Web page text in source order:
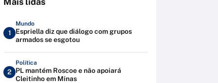
1
Mundo
Espriella diz que diálogo com grupos
armados se esgotou
2
Política
PL mantém Roscoe e não apoiará
Cleitinho em Minas